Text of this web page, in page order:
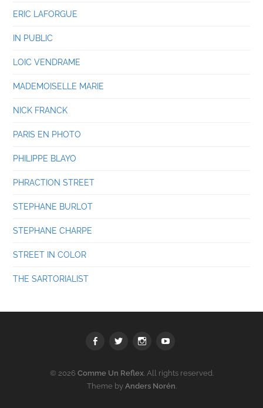
ERIC LAFORGUE
IN PUBLIC
LOIC VENDRAME
MADEMOISELLE MARIE
NICK FRANCK
PARIS EN PHOTO
PHILIPPE BLAYO
PHRACTION STREET
STEPHANE BURLOT
STEPHANE CHARPE
STREET IN COLOR
THE SARTORIALIST
FacebookTwitter Instagramyoutube
© 2026 Comme Un Reflex. All rights reserved.
Theme by Anders Norén